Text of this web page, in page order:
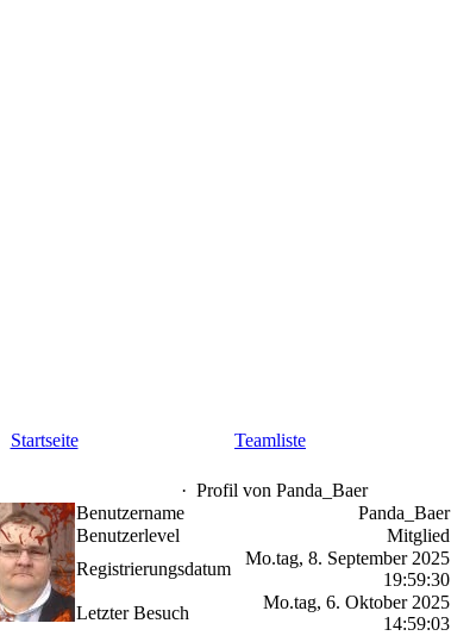
Startseite Teamliste
· Profil von Panda_Baer
Benutzername
Panda_Baer
Benutzerlevel
Mitglied
Registrierungsdatum
Mo.tag, 8. September 2025
19:59:30
Letzter Besuch
Mo.tag, 6. Oktober 2025
14:59:03